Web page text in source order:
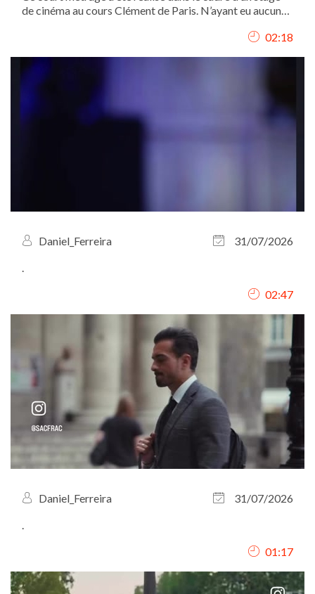
de cinéma au cours Clément de Paris. N’ayant eu aucune
de mettre en avant mes talents naturels de comédienne.
02:18
Daniel_Ferreira
31/07/2026
.
02:47
Daniel_Ferreira
31/07/2026
.
01:17